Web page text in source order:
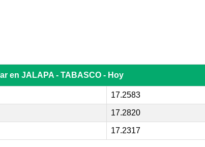
en JALAPA - TABASCO - Hoy
17.2583
17.2820
17.2317